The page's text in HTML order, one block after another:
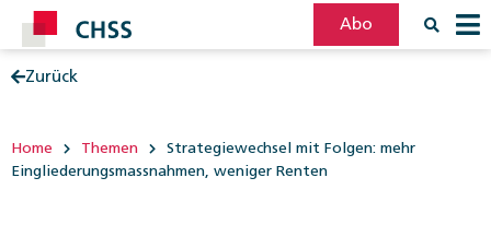
Abo
Zurück
Home Themen
Strategiewechsel mit Folgen: mehr
Eingliederungsmassnahmen, weniger Renten